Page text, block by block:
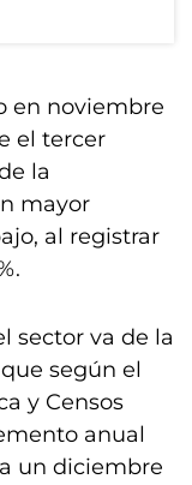
en noviembre
el tercer
la
mayor
al registrar
sector va de la
según el
y Censos
anual
un diciembre